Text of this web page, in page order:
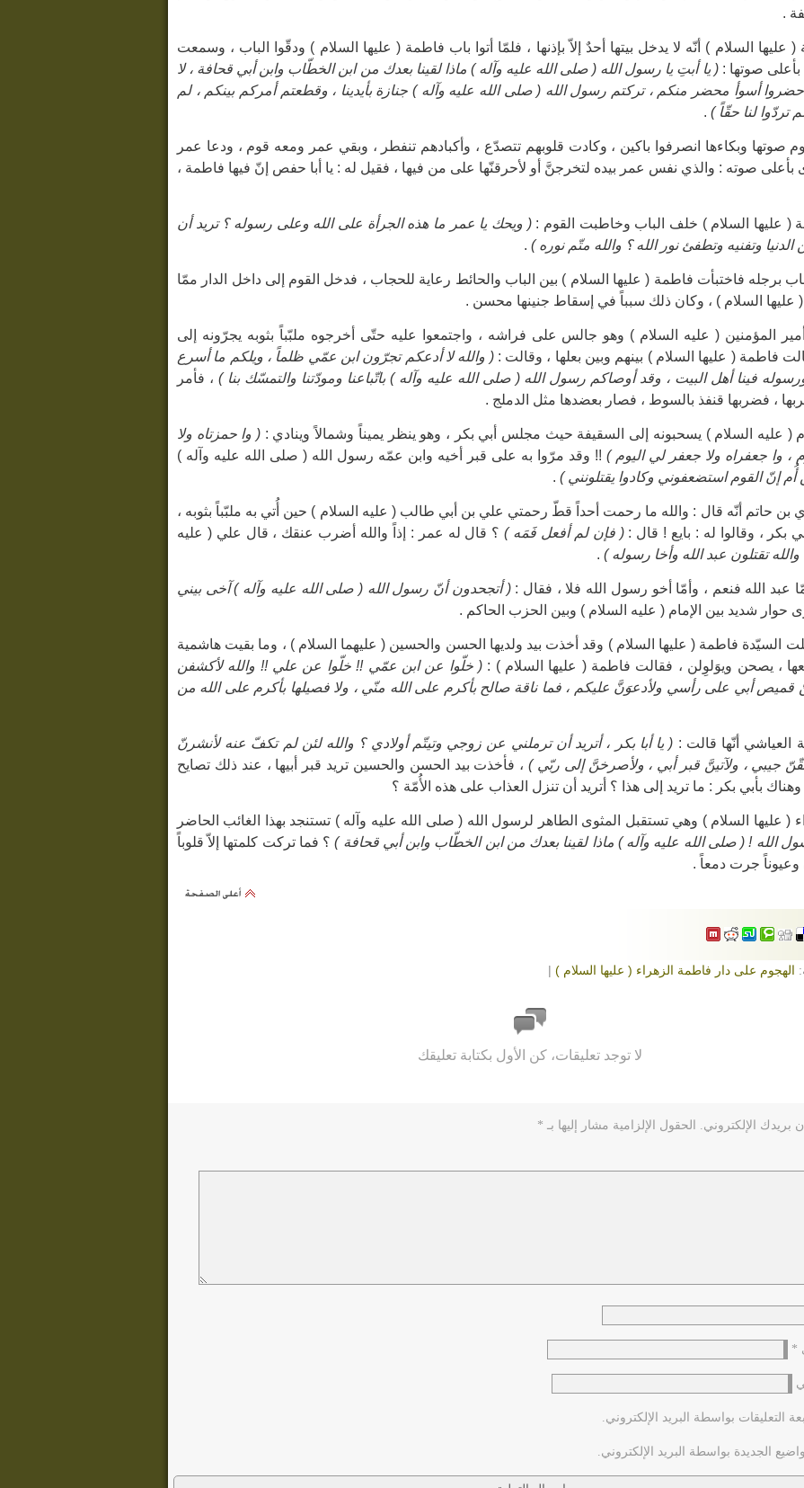
.
السلام ) أنّه لا يدخل بيتها أحدٌ إلاّ بإذنها ، فلمّا أتوا باب فاطمة ( عليها السلام ) ودقّوا الباب ، وسمعت
بأعلى صوتها :( يا أبتِ يا رسول الله ( صلى الله عليه وآله ) ماذا لقينا بعدك من ابن الخطّاب وابن أبي قحافة ، لا
أسوأ محضر منكم ، تركتم رسول الله ( صلى الله عليه وآله ) جنازة بأيدينا ، وقطعتم أمركم بينكم ، لم
تردّوا لنا حقّاً ) .
صوتها وبكاءها انصرفوا باكين ، وكادت قلوبهم تتصدّع ، وأكبادهم تنفطر ، وبقي عمر ومعه قوم ، ودعا عمر
بأعلى صوته : والذي نفس عمر بيده لتخرجنَّ أو لأحرقنّها على من فيها ، فقيل له : يا أبا حفص إنّ فيها فاطمة ،
( عليها السلام ) خلف الباب وخاطبت القوم :( ويحك يا عمر ما هذه الجرأة على الله وعلى رسوله ؟ تريد أن
وتفنيه وتطفئ نور الله ؟ والله متّم نوره ) .
برجله فاختبأت فاطمة ( عليها السلام ) بين الباب والحائط رعاية للحجاب ، فدخل القوم إلى داخل الدار ممّا
السلام ) ، وكان ذلك سبباً في إسقاط جنينها محسن .
أمير المؤمنين ( عليه السلام ) وهو جالس على فراشه ، واجتمعوا عليه حتّى أخرجوه ملبّباً بثوبه يجرّونه إلى
فاطمة ( عليها السلام ) بينهم وبين بعلها ، وقالت :( والله لا أدعكم تجرّون ابن عمّي ظلماً ، ويلكم ما أسرع
فينا أهل البيت ، وقد أوصاكم رسول الله ( صلى الله عليه وآله ) باتّباعنا ومودّتنا والتمسّك بنا ) ، فأمر
، فضربها قنفذ بالسوط ، فصار بعضدها مثل الدملج .
( عليه السلام ) يسحبونه إلى السقيفة حيث مجلس أبي بكر ، وهو ينظر يميناً وشمالاً وينادي : ( وا حمزتاه ولا
، وا جعفراه ولا جعفر لي اليوم ) !! وقد مرّوا به على قبر أخيه وابن عمّه رسول الله ( صلى الله عليه وآله )
أُم إنّ القوم استضعفوني وكادوا يقتلونني ) .
حاتم أنّه قال : والله ما رحمت أحداً قطّ رحمتي علي بن أبي طالب ( عليه السلام ) حين أُتي به ملبّباً بثوبه ،
بكر ، وقالوا له : بايع ! قال :( فإن لم أفعل فَمَه )؟ قال له عمر : إذاً والله أضرب عنقك ، قال علي ( عليه
والله تقتلون عبد الله وأخا رسوله ) .
عبد الله فنعم ، وأمّا أخو رسول الله فلا ، فقال :( أتجحدون أنّ رسول الله ( صلى الله عليه وآله ) آخى بيني
حوار شديد بين الإمام ( عليه السلام ) وبين الحزب الحاكم .
السيّدة فاطمة ( عليها السلام ) وقد أخذت بيد ولديها الحسن والحسين ( عليهما السلام ) ، وما بقيت هاشمية
، يصحن ويوَلوِلن ، فقالت فاطمة ( عليها السلام ) :( خلّوا عن ابن عمّي !! خلّوا عن علي !! والله لأكشفن
أبي على رأسي ولأدعوَنَّ عليكم ، فما ناقة صالح بأكرم على الله منّي ، ولا فصيلها بأكرم على الله من
العياشي أنّها قالت : ( يا أبا بكر ، أتريد أن ترملني عن زوجي وتيتّم أولادي ؟ والله لئن لم تكفّ عنه لأنشرنّ
جيبي ، ولآتينَّ قبر أبي ، ولأصرخنَّ إلى ربّي ) ، فأخذت بيد الحسن والحسين تريد قبر أبيها ، عند ذلك تصايح
بأبي بكر : ما تريد إلى هذا ؟ أتريد أن تنزل العذاب على هذه الأُمّة ؟
( عليها السلام ) وهي تستقبل المثوى الطاهر لرسول الله ( صلى الله عليه وآله ) تستنجد بهذا الغائب الحاضر
الله ! ( صلى الله عليه وآله ) ماذا لقينا بعدك من ابن الخطّاب وابن أبي قحافة )؟ فما تركت كلمتها إلاّ قلوباً
جرت دمعاً .
الهجوم على دار فاطمة الزهراء ( عليها السلام ) |
لا توجد تعليقات، كن الأول بكتابة تعليقك
بريدك الإلكتروني. الحقول الإلزامية مشار إليها بـ *
*
التعليقات بواسطة البريد الإلكتروني.
الجديدة بواسطة البريد الإلكتروني.